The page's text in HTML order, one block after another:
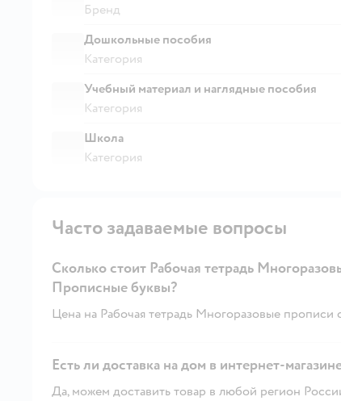
Бренд
Дошкольные пособия
Категория
Учебный материал и наглядные пособия
Категория
Школа
Категория
Часто задаваемые вопросы
Сколько стоит Рабочая тетрадь
Прописные буквы?
Цена на Рабочая тетрадь Многоразовые
Есть ли доставка на дом в интернет-
Да, можем доставить товар в любой регион